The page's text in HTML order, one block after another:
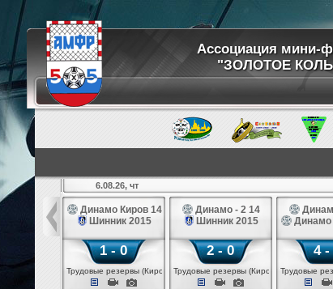
Ассоциация мини-
"ЗОЛОТОЕ
белые 14
6.08.26, чт
Динамо Киров 14
Шинник 2015
1 - 0
Трудовые резервы (Киров)
Динамо - 2 14
Шинник 2015
2 - 0
Трудовые резервы (Киров)
Динамо
4 -
Трудовые